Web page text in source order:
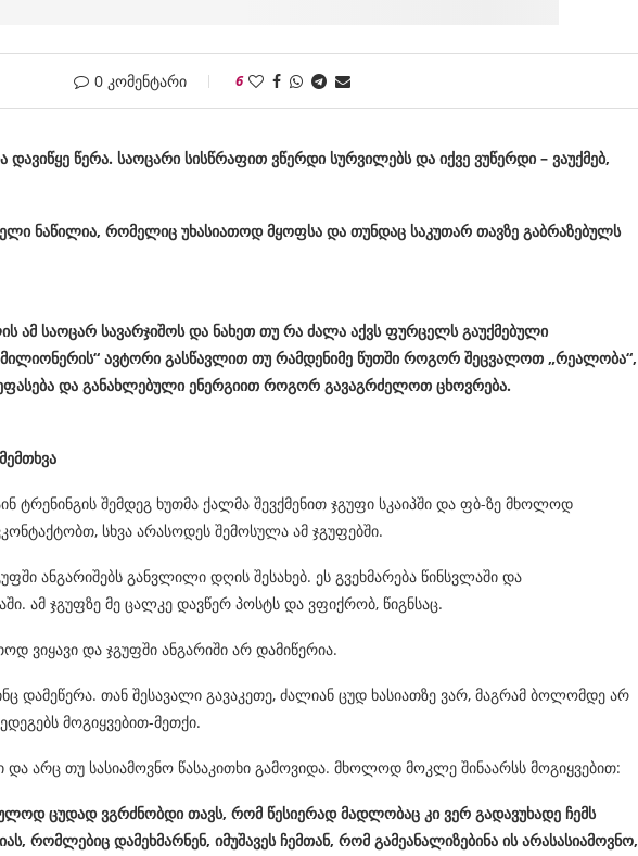
0 კომენტარი 6
წერა. საოცარი სისწრაფით ვწერდი სურვილებს და იქვე ვუწერდი – ვაუქმებ,
ნაწილია, რომელიც უხასიათოდ მყოფსა და თუნდაც საკუთარ თავზე გაბრაზებულს
ამ საოცარ სავარჯიშოს და ნახეთ თუ რა ძალა აქვს ფურცელს გაუქმებული
მილიონერის“ ავტორი გასწავლით თუ რამდენიმე წუთში როგორ შეცვალოთ „რეალობა“,
და განახლებული ენერგიით როგორ გავაგრძელოთ ცხოვრება.
ტრენინგის შემდეგ ხუთმა ქალმა შევქმენით ჯგუფი სკაიპში და ფბ-ზე მხოლოდ
სხვა არასოდეს შემოსულა ამ ჯგუფებში.
ანგარიშებს განვლილი დღის შესახებ. ეს გვეხმარება წინსვლაში და
ამ ჯგუფზე მე ცალკე დავწერ პოსტს და ვფიქრობ, წიგნსაც.
ვიყავი და ჯგუფში ანგარიში არ დამიწერია.
დამეწერა. თან შესავალი გავაკეთე, ძალიან ცუდ ხასიათზე ვარ, მაგრამ ბოლომდე არ
მოგიყვებით-მეთქი.
და არც თუ სასიამოვნო წასაკითხი გამოვიდა. მხოლოდ მოკლე შინაარსს მოგიყვებით:
ცუდად ვგრძნობდი თავს, რომ წესიერად მადლობაც კი ვერ გადავუხადე ჩემს
, რომლებიც დამეხმარნენ, იმუშავეს ჩემთან, რომ გამეანალიზებინა ის არასასიამოვნო,